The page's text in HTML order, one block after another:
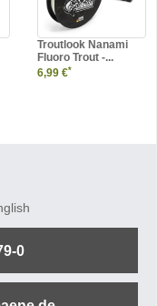
Troutlook Nanami
Fluoro Trout -...
6,99 €*
0